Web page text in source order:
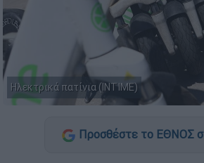
Ηλεκτρικά πατίνια (ΙΝΤΙΜΕ)
Προσθέστε το ΕΘΝΟΣ